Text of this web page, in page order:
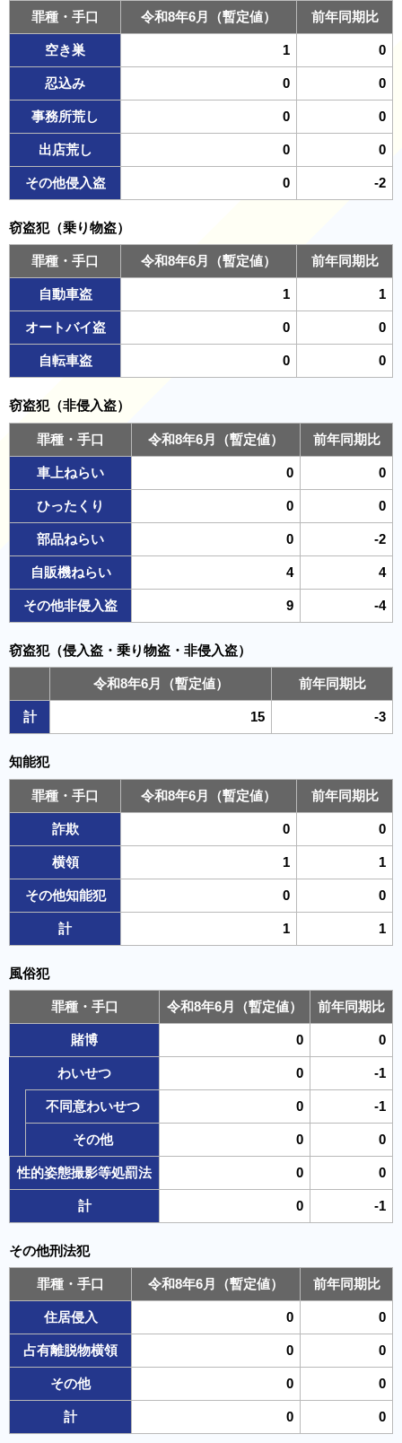
罪種・手口 令和8年6月（暫定値） 前年同期比
空き巣 1 0
忍込み 0 0
事務所荒し 0 0
出店荒し 0 0
その他侵入盗 0 -2
窃盗犯（乗り物盗）
罪種・手口 令和8年6月（暫定値） 前年同期比
自動車盗 1 1
オートバイ盗 0 0
自転車盗 0 0
窃盗犯（非侵入盗）
罪種・手口 令和8年6月（暫定値） 前年同期比
車上ねらい 0 0
ひったくり 0 0
部品ねらい 0 -2
自販機ねらい 4 4
その他非侵入盗 9 -4
窃盗犯（侵入盗・乗り物盗・非侵入盗）
令和8年6月（暫定値） 前年同期比
計 15 -3
知能犯
罪種・手口 令和8年6月（暫定値） 前年同期比
詐欺 0 0
横領 1 1
その他知能犯 0 0
計 1 1
風俗犯
罪種・手口 令和8年6月（暫定値） 前年同期比
賭博 0 0
わいせつ 0 -1
不同意わいせつ 0 -1
その他 0 0
性的姿態撮影等処罰法 0 0
計 0 -1
その他刑法犯
罪種・手口 令和8年6月（暫定値） 前年同期比
住居侵入 0 0
占有離脱物横領 0 0
その他 0 0
計 0 0